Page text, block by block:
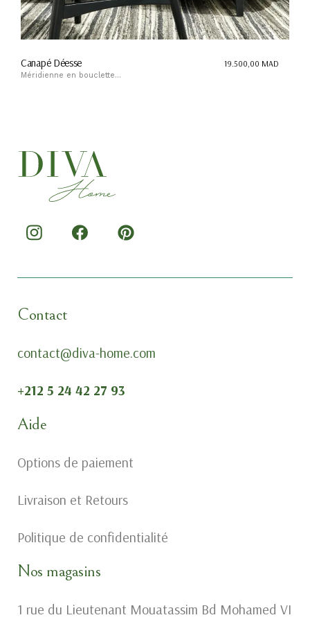
Canapé Déesse
Méridienne en bouclette...
19.500,00 MAD
Contact
contact@diva-home.com
+212 5 24 42 27 93
Aide
Options de paiement
Livraison et Retours
Politique de confidentialité
Nos magasins
1 rue du Lieutenant Mouatassim Bd Mohamed VI